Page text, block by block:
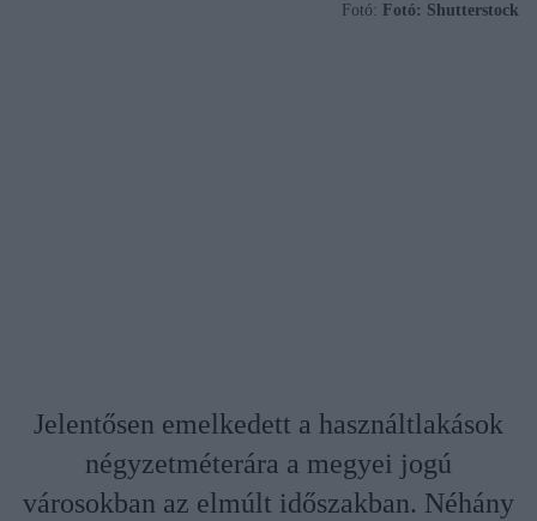
Fotó: Fotó: Shutterstock
Jelentősen emelkedett a használtlakások
négyzetméterára a megyei jogú
városokban az elmúlt időszakban. Néhány